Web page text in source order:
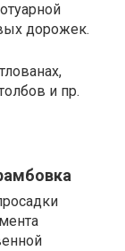
дорожек.
и пр.